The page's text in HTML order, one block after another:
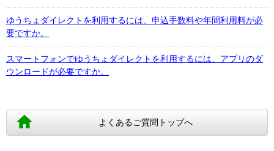
ゆうちょダイレクトを利用するには、申込手数料や年間利用料が必
要ですか。
スマートフォンでゆうちょダイレクトを利用するには、アプリのダ
ウンロードが必要ですか。
よくあるご質問トップへ